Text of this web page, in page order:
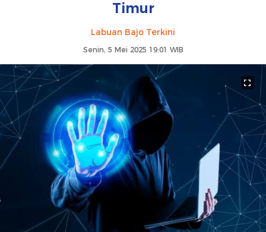
Timur
Labuan Bajo Terkini
Senin, 5 Mei 2025 19:01 WIB